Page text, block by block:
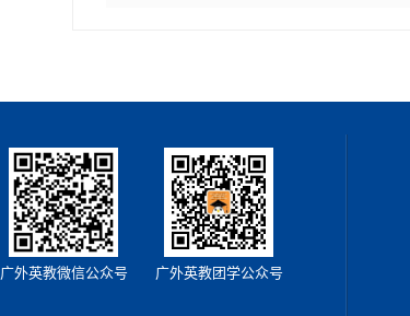
广外英教微信公众号 广外英教团学公众号